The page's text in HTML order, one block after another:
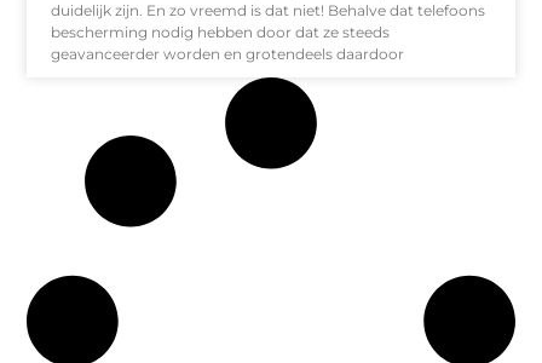
duidelijk zijn. En zo vreemd is dat niet! Behalve dat telefoons
bescherming nodig hebben door dat ze steeds
geavanceerder worden en grotendeels daardoor